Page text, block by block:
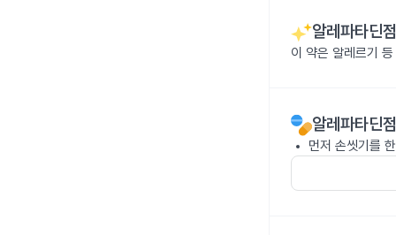
알레파타딘
이 약은 알레르기
알레파타딘
먼저 손씻기를